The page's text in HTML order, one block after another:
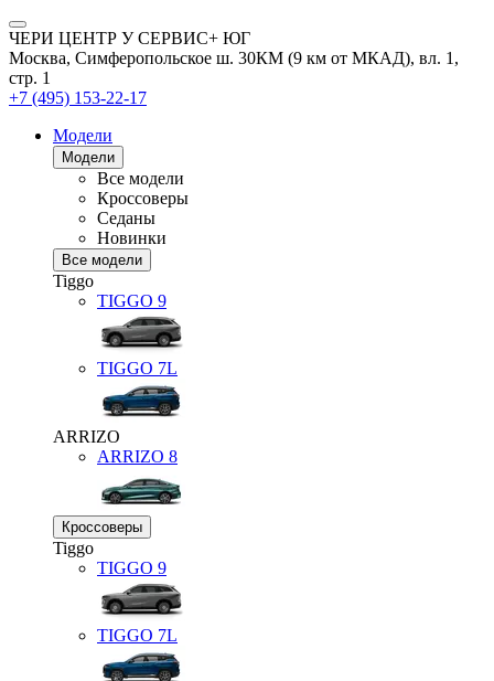
ЧЕРИ ЦЕНТР У СЕРВИС+ ЮГ
Москва, Симферопольское ш. 30КМ (9 км от МКАД), вл. 1,
стр. 1
+7 (495) 153-22-17
Модели
Модели
Все модели
Кроссоверы
Седаны
Новинки
Все модели
Tiggo
TIGGO 9
TIGGO 7L
ARRIZO
ARRIZO 8
Кроссоверы
Tiggo
TIGGO 9
TIGGO 7L